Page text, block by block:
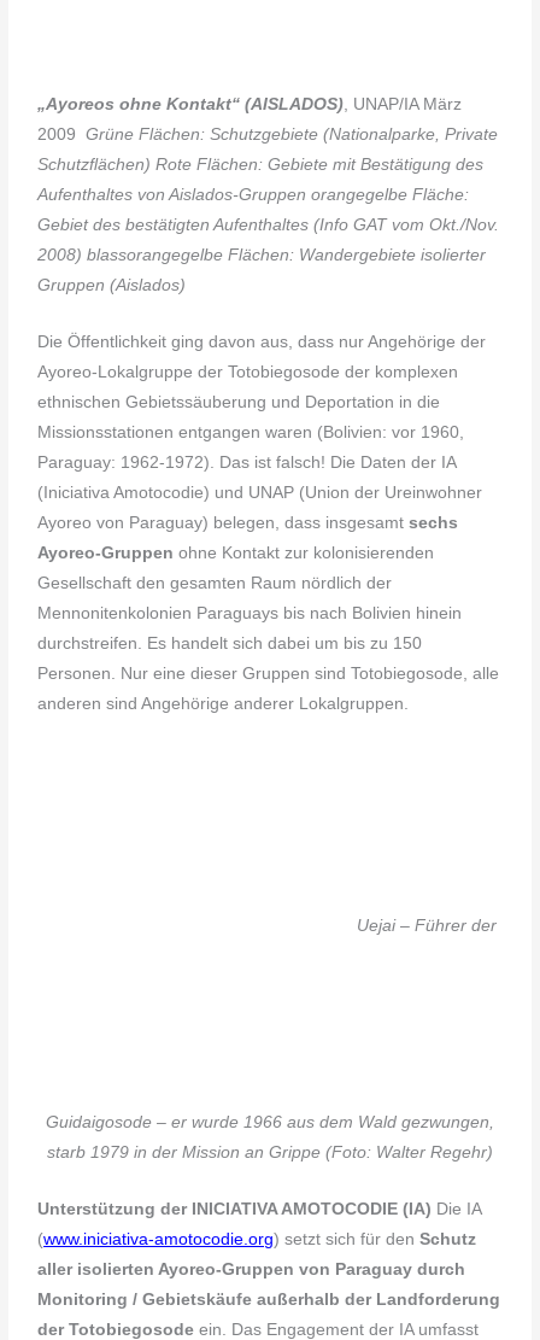
„Ayoreos ohne Kontakt“ (AISLADOS), UNAP/IA März
2009Grüne Flächen: Schutzgebiete (Nationalparke, Private
Schutzflächen) Rote Flächen: Gebiete mit Bestätigung des
Aufenthaltes von Aislados-Gruppen orangegelbe Fläche:
Gebiet des bestätigten Aufenthaltes (Info GAT vom Okt./Nov.
2008) blassorangegelbe Flächen: Wandergebiete isolierter
Gruppen (Aislados)
Die Öffentlichkeit ging davon aus, dass nur Angehörige der
Ayoreo-Lokalgruppe der Totobiegosode der komplexen
ethnischen Gebietssäuberung und Deportation in die
Missionsstationen entgangen waren (Bolivien: vor 1960,
Paraguay: 1962-1972). Das ist falsch! Die Daten der IA
(Iniciativa Amotocodie) und UNAP (Union der Ureinwohner
Ayoreo von Paraguay) belegen, dass insgesamtsechs
Ayoreo-Gruppen ohne Kontakt zur kolonisierenden
Gesellschaft den gesamten Raum nördlich der
Mennonitenkolonien Paraguays bis nach Bolivien hinein
durchstreifen. Es handelt sich dabei um bis zu 150
Personen. Nur eine dieser Gruppen sind Totobiegosode, alle
anderen sind Angehörige anderer Lokalgruppen.
Uejai – Führer der
Guidaigosode – er wurde 1966 aus dem Wald gezwungen,
starb 1979 in der Mission an Grippe (Foto: Walter Regehr)
Unterstützung der INICIATIVA AMOTOCODIE (IA) Die IA
(www.iniciativa-amotocodie.org) setzt sich für denSchutz
aller isolierten Ayoreo-Gruppen von Paraguay durch
Monitoring / Gebietskäufe außerhalb der Landforderung
der Totobiegosode ein. Das Engagement der IA umfasst